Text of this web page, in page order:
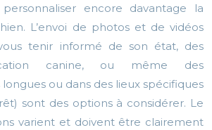
encore davantage la
L’envoi de photos et de vidéos
tenir informé de son état, des
canine, ou même des
ou dans des lieux spécifiques
sont des options à considérer. Le
varient et doivent être clairement